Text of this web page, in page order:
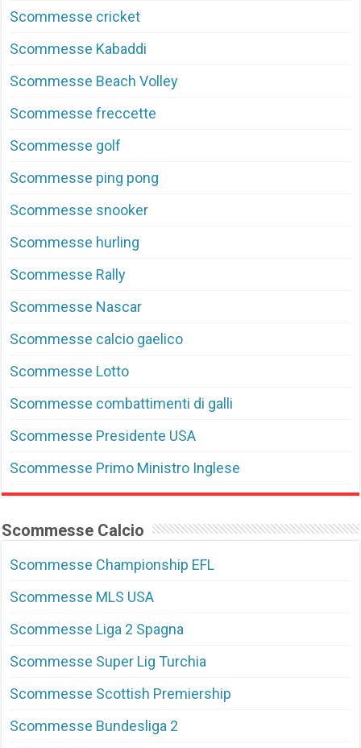
Scommesse cricket
Scommesse Kabaddi
Scommesse Beach Volley
Scommesse freccette
Scommesse golf
Scommesse ping pong
Scommesse snooker
Scommesse hurling
Scommesse Rally
Scommesse Nascar
Scommesse calcio gaelico
Scommesse Lotto
Scommesse combattimenti di galli
Scommesse Presidente USA
Scommesse Primo Ministro Inglese
Scommesse Calcio
Scommesse Championship EFL
Scommesse MLS USA
Scommesse Liga 2 Spagna
Scommesse Super Lig Turchia
Scommesse Scottish Premiership
Scommesse Bundesliga 2